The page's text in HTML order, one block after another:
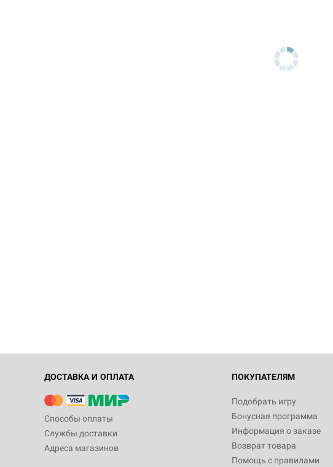
ДОСТАВКА И ОПЛАТА
Способы оплаты
Службы доставки
Адреса магазинов
ПОКУПАТЕЛЯМ
Подобрать игру
Бонусная программа
Информация о заказе
Возврат товара
Помощь с правилами